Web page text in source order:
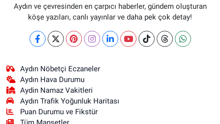
Aydın ve çevresinden en çarpıcı haberler, gündem oluşturan
köşe yazıları, canlı yayınlar ve daha pek çok detay!
Aydın Nöbetçi Eczaneler
Aydın Hava Durumu
Aydin Namaz Vakitleri
Aydın Trafik Yoğunluk Haritası
Puan Durumu ve Fikstür